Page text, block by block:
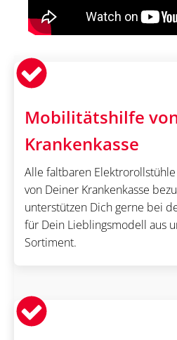
Mobilitätshilfe
Krankenkasse
Alle faltbaren
von Deiner Krankenkasse
unterstützen Dich gerne bei
für Dein Lieblingsmodell aus
Sortiment.